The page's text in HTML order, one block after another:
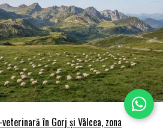
în Gorj și Vâlcea, zona